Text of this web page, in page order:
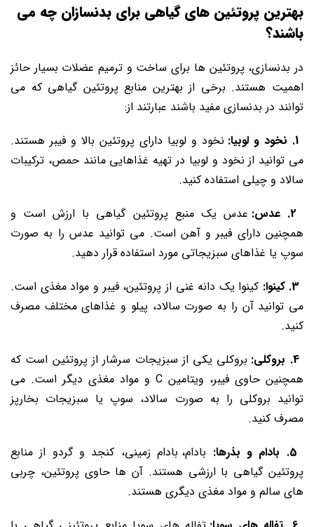
بهترین پروتئین های گیاهی برای بدنسازان چه می
باشند؟
در بدنسازی، پروتئین‌ ها برای ساخت و ترمیم عضلات بسیار حائز
اهمیت هستند. برخی از بهترین منابع پروتئین گیاهی که می
‌توانند در بدنسازی مفید باشند عبارتند از:
نخود و لوبیا دارای پروتئین بالا و فیبر هستند.
می‌ توانید از نخود و لوبیا در تهیه غذاهایی مانند حمص، ترکیبات
سالاد و چیلی استفاده کنید.
عدس یک منبع پروتئین گیاهی با ارزش است و
همچنین دارای فیبر و آهن است. می ‌توانید عدس را به صورت
سوپ یا غذاهای سبزیجاتی مورد استفاده قرار دهید.
کینوا یک دانه غنی از پروتئین، فیبر و مواد مغذی است.
می ‌توانید آن را به صورت سالاد، پیلو و غذاهای مختلف مصرف
کنید.
4. بروکلی:
بروکلی یکی از سبزیجات سرشار از پروتئین است که
همچنین حاوی فیبر، ویتامین C و مواد مغذی دیگر است. می
‌توانید بروکلی را به صورت سالاد، سوپ یا سبزیجات بخارپز
مصرف کنید.
بادام، بادام زمینی، کنجد و گردو از منابع
پروتئین گیاهی با ارزشی هستند. آن‌ ها حاوی پروتئین، چربی
‌های سالم و مواد مغذی دیگری هستند.